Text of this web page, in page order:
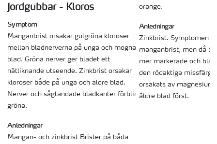
Jordgubbar - Kloros
Symptom
Manganbrist orsakar gulgröna kloroser
mellan bladnerverna på unga och mogna
blad. Gröna nerver ger bladet ett
nätliknande utseende. Zinkbrist orsakar
kloroser både på unga och äldre blad.
Nerver och sågtandade bladkanter förblir
gröna.
Anledningar
Mangan- och zinkbrist Brister på båda
orange.
Anledningar
Zinkbrist. Symptomen
manganbrist, men då
mer markerade och
den rödaktiga
orsakats av
äldre blad först.